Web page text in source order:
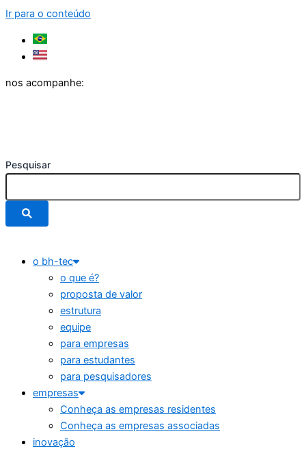
Ir para o conteúdo
nos acompanhe:
Pesquisar
o bh-tec
o que é?
proposta de valor
estrutura
equipe
para empresas
para estudantes
para pesquisadores
empresas
Conheça as empresas residentes
Conheça as empresas associadas
inovação